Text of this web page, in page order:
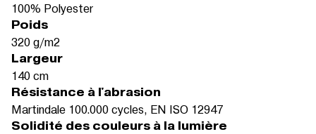
100% Polyester
Poids
320 g/m2
Largeur
140 cm
Résistance à l'abrasion
Martindale 100.000 cycles, EN ISO 12947
Solidité des couleurs à la lumière